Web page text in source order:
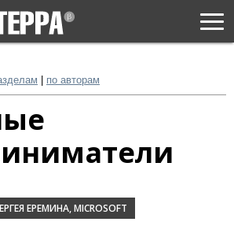
по авторам
ЕРЕМИНА, MICROSOFT